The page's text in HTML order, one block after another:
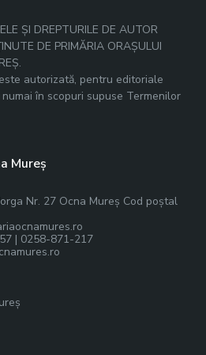
ȘI DREPTURILE DE AUTOR
DE PRIMĂRIA ORAȘULUI
autorizată, pentru editoriale
în scopuri supuse Termenilor
Mureș
Nr. 27 Ocna Mureș Cod poștal
| 0258-871-217